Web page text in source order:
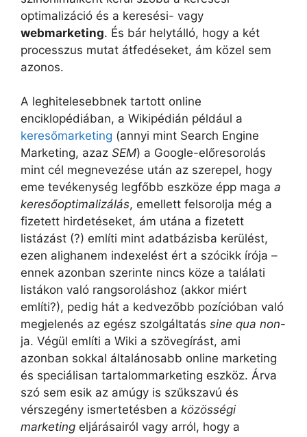
optimalizáció és a keresési- vagy
webmarketing. És bár helytálló, hogy a két
processzus mutat átfedéseket, ám közel sem
azonos.
A leghitelesebbnek tartott online
enciklopédiában, a Wikipédián például a
keresőmarketing (annyi mint Search Engine
Marketing, azaz SEM) a Google-előresorolás
mint cél megnevezése után az szerepel, hogy
eme tevékenység legfőbb eszköze épp maga a
keresőoptimalizálás, emellett felsorolja még a
fizetett hirdetéseket, ám utána a fizetett
listázást (?) említi mint adatbázisba kerülést,
ezen alighanem indexelést ért a szócikk írója –
ennek azonban szerinte nincs köze a találati
listákon való rangsoroláshoz (akkor miért
említi?), pedig hát a kedvezőbb pozícióban való
megjelenés az egész szolgáltatás sine qua non-
ja. Végül említi a Wiki a szövegírást, ami
azonban sokkal általánosabb online marketing
és speciálisan tartalommarketing eszköz. Árva
szó sem esik az amúgy is szűkszavú és
vérszegény ismertetésben a közösségi
marketing eljárásairól vagy arról, hogy a